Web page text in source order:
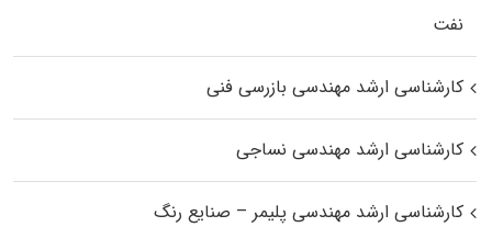
نفت
کارشناسی ارشد مهندسی بازرسی فنی
کارشناسی ارشد مهندسی نساجی
کارشناسی ارشد مهندسی پلیمر – صنایع رنگ